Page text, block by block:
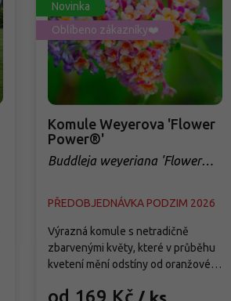
Novinka
Oblíbeno zákazníky❤️
Komule Weyerova 'Flower
Power®'
Buddleja weyeriana 'Flower
PŘEDOBJEDNÁVKA PODZIM 2026
Výrazná komule s netradičně
zbarvenými květy, které v průběhu
kvetení mění odstíny od oranžové
od července do září a pravidelně